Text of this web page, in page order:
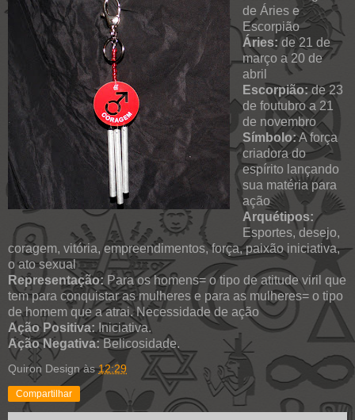
de Áries e
Escorpião
Áries:de 21 de
março a 20 de
abril
Escorpião:de 23
de foutubro a 21
de novembro
Símbolo:A força
criadora do
espírito lançando
sua matéria para
ação
Arquétipos:
Esportes, desejo,
coragem, vitória, empreendimentos, força, paixão iniciativa,
o ato sexual
Representação: Para os homens= o tipo de atitude viril que
tem para conquistar as mulheres e para as mulheres= o tipo
de homem que a atrai. Necessidade de ação
Ação Positiva: Iniciativa.
Ação Negativa:Belicosidade.
Quiron Design às12:29
Compartilhar